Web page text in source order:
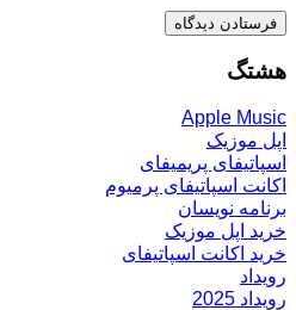
هشتگ
Apple Music
اپل موزیک
اسپاتیفای پریمیفای
اکانت اسپاتیفای پرمیوم
برنامه نویسان
خرید اپل موزیک
خرید اکانت اسپاتیفای
رویداد
رویداد 2025